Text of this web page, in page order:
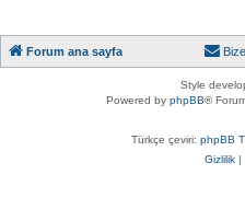
Forum ana sayfa
Style
Powered by phpBB®
Türkçe çeviri: phpBB
Gizlilik |